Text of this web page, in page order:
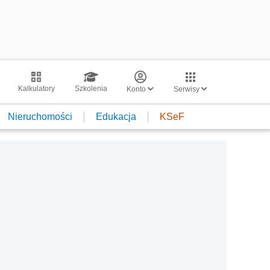
Kalkulatory Szkolenia Konto Serwisy
Nieruchomości Edukacja KSeF